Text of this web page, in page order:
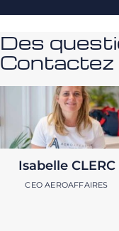
Des
Contactez
Isabelle CLERC
CEO AEROAFFAIRES